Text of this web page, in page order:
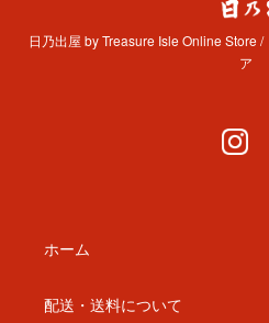
日乃出屋 by Treasure Isle Online Store
ア
ホーム
配送・送料について